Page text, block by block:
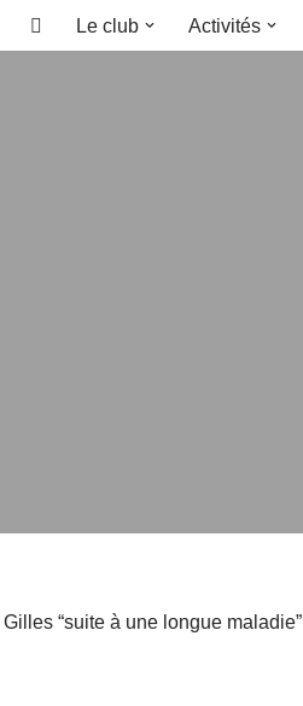
Accueil
Le club Activités
“suite à une longue maladie”